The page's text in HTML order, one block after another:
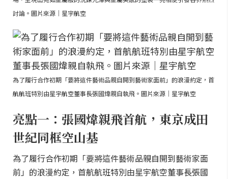
討論。圖片來源｜星宇航空
為了履行合作初期「要將這件藝術品親自開到藝術家面前」的浪漫約定，首
航航班特別由星宇航空董事長張國煒親自執飛。圖片來源｜星宇航空
亮點一：張國煒親飛首航，東京成田
世紀同框空山基
為了履行合作初期「要將這件藝術品親自開到藝術家面
前」的浪漫約定，首航航班特別由星宇航空董事長張國